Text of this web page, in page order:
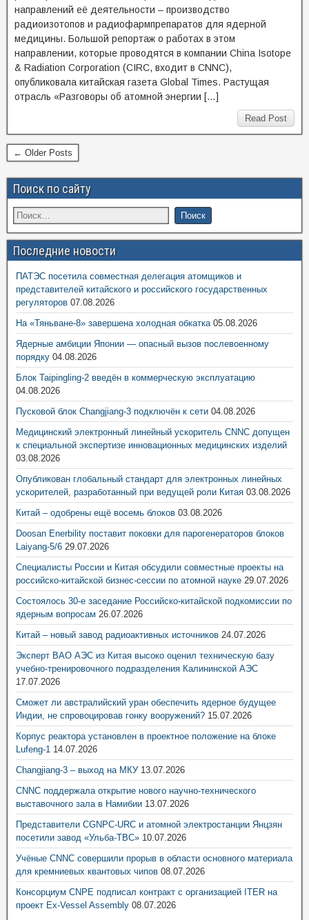
направлений её деятельности – производство
радиоизотопов и радиофармпрепаратов для ядерной
медицины. Большой репортаж о работах в этом
направлении, которые проводятся в компании China Isotope
& Radiation Corporation (CIRC, входит в CNNC),
опубликовала китайская газета Global Times. Растущая
отрасль «Разговоры об атомной энергии […]
Read Post
← Older Posts
Поиск по сайту
Последние новости
ПАТЭС посетила совместная делегация атомщиков и
представителей китайского и российского государственных
регуляторов 07.08.2026
На «Тяньване-8» завершена холодная обкатка 05.08.2026
Ядерные амбиции Японии — опасный вызов послевоенному
порядку 04.08.2026
Блок Taipingling-2 введён в коммерческую эксплуатацию
04.08.2026
Пусковой блок Changjiang-3 подключён к сети 04.08.2026
Медицинский электронный линейный ускоритель CNNC допущен
к специальной экспертизе инновационных медицинских изделий
03.08.2026
Опубликован глобальный стандарт для электронных линейных
ускорителей, разработанный при ведущей роли Китая 03.08.2026
Китай – одобрены ещё восемь блоков 03.08.2026
Doosan Enerbility поставит поковки для парогенераторов блоков
Laiyang-5/6 29.07.2026
Специалисты России и Китая обсудили совместные проекты на
российско-китайской бизнес-сессии по атомной науке 29.07.2026
Состоялось 30-е заседание Российско-китайской подкомиссии по
ядерным вопросам 26.07.2026
Китай – новый завод радиоактивных источников 24.07.2026
Эксперт ВАО АЭС из Китая высоко оценил техническую базу
учебно-тренировочного подразделения Калининской АЭС
17.07.2026
Сможет ли австралийский уран обеспечить ядерное будущее
Индии, не спровоцировав гонку вооружений? 15.07.2026
Корпус реактора установлен в проектное положение на блоке
Lufeng-1 14.07.2026
Changjiang-3 – выход на МКУ 13.07.2026
CNNC поддержала открытие нового научно-технического
выставочного зала в Намибии 13.07.2026
Представители CGNPC-URC и атомной электростанции Янцзян
посетили завод «Ульба-ТВС» 10.07.2026
Учёные CNNC совершили прорыв в области основного материала
для кремниевых квантовых чипов 08.07.2026
Консорциум CNPE подписал контракт с организацией ITER на
проект Ex-Vessel Assembly 08.07.2026